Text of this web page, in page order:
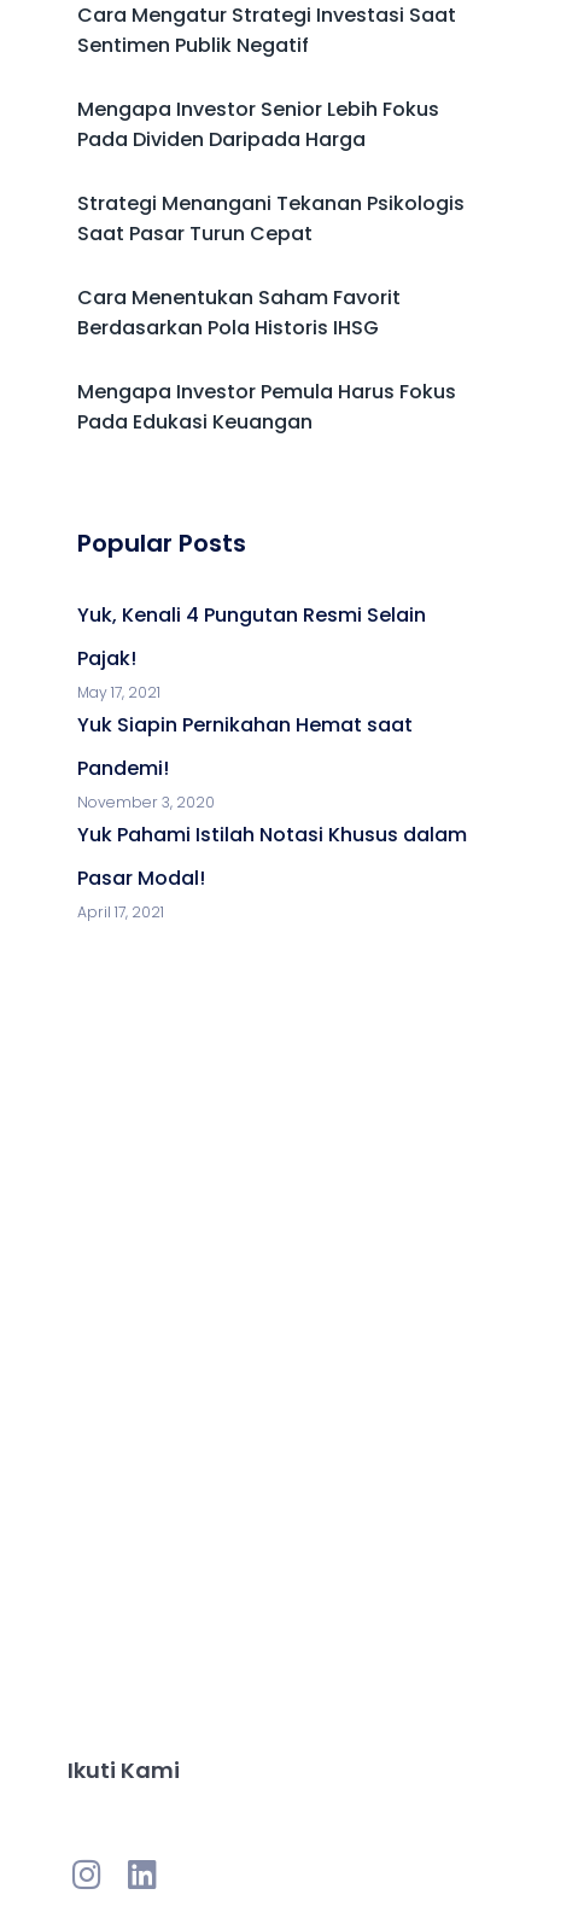
Cara Mengatur Strategi Investasi Saat
Sentimen Publik Negatif
Mengapa Investor Senior Lebih Fokus
Pada Dividen Daripada Harga
Strategi Menangani Tekanan Psikologis
Saat Pasar Turun Cepat
Cara Menentukan Saham Favorit
Berdasarkan Pola Historis IHSG
Mengapa Investor Pemula Harus Fokus
Pada Edukasi Keuangan
Popular Posts
Yuk, Kenali 4 Pungutan Resmi Selain
Pajak!
May 17, 2021
Yuk Siapin Pernikahan Hemat saat
Pandemi!
November 3, 2020
Yuk Pahami Istilah Notasi Khusus dalam
Pasar Modal!
April 17, 2021
Ikuti Kami